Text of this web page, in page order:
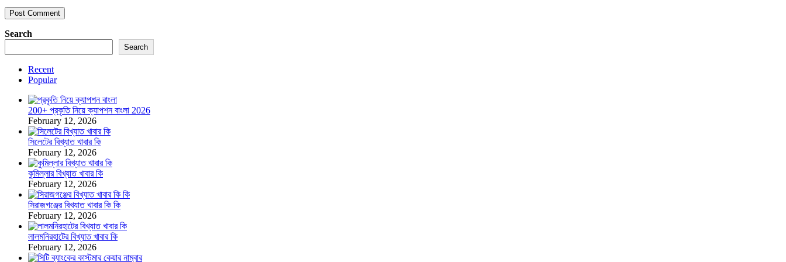
Search
Search
Recent
Popular
200+ প্রকৃতি নিয়ে ক্যাপশন বাংলা 2026
February 12, 2026
সিলেটের বিখ্যাত খাবার কি
February 12, 2026
কুমিল্লার বিখ্যাত খাবার কি
February 12, 2026
সিরাজগঞ্জের বিখ্যাত খাবার কি কি
February 12, 2026
লালমনিরহাটের বিখ্যাত খাবার কি
February 12, 2026